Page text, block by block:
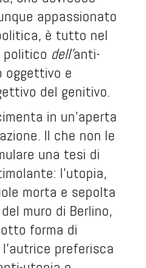
appassionato
è tutto nel
politico dell’anti-
oggettivo e
del genitivo.
in un’aperta
Il che non le
una tesi di
l’utopia,
morta e sepolta
muro di Berlino,
forma di
preferisca